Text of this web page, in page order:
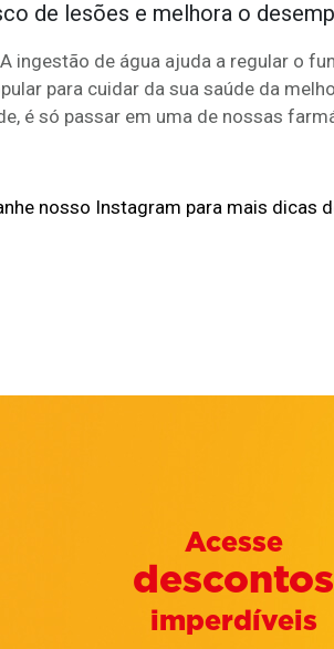
de lesões e melhora o
ingestão de água ajuda a regular o
para cuidar da sua saúde da
é só passar em uma de nossas
nosso Instagram para mais dicas
Acesse
descontos
imperdíveis